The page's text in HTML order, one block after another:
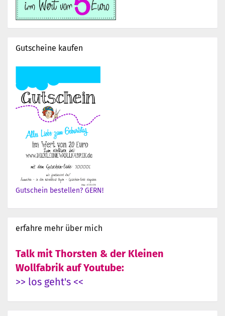
Gutscheine kaufen
Gutschein bestellen? GERN!
erfahre mehr über mich
Talk mit Thorsten & der Kleinen
Wollfabrik auf Youtube:
>> los geht's <<